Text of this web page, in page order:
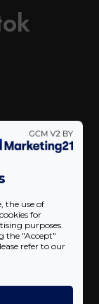
34
the use of
for
purposes.
the "Accept"
refer to our